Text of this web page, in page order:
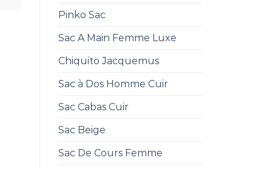
Pinko Sac
Sac A Main Femme Luxe
Chiquito Jacquemus
Sac à Dos Homme Cuir
Sac Cabas Cuir
Sac Beige
Sac De Cours Femme